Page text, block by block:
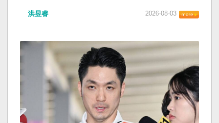
洪昱睿 2026-08-03